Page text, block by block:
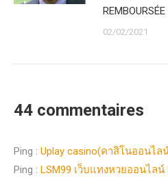
02/02/2021
44 commentaires
Ping : Uplay casino(คาสิโนออนไล
Ping : LSM99 เว็บแทงหวยออนไลน์